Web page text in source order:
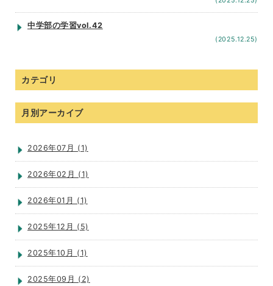
中学部の学習vol.42
(2025.12.25)
カテゴリ
月別アーカイブ
2026年07月 (1)
2026年02月 (1)
2026年01月 (1)
2025年12月 (5)
2025年10月 (1)
2025年09月 (2)